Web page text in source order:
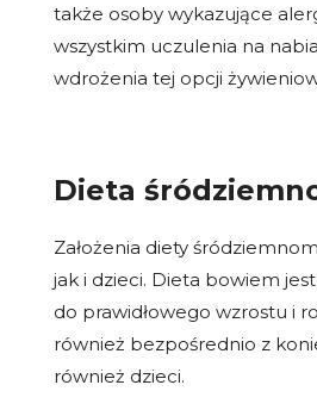
także osoby wykazujące
wszystkim uczulenia na
wdrożenia tej opcji
Dieta
Założenia diety
jak i dzieci. Dieta bowiem
do prawidłowego wzrostu i
również bezpośrednio z
również dzieci.